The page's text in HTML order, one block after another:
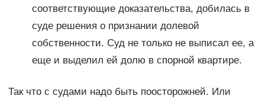
соответствующие доказательства, добилась в
суде решения о признании долевой
собственности. Суд не только не выписал ее, а
еще и выделил ей долю в спорной квартире.
Так что с судами надо быть поосторожней. Или